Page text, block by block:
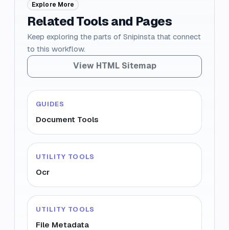
Explore More
Related Tools and Pages
Keep exploring the parts of Snipinsta that connect
to this workflow.
View HTML Sitemap
GUIDES
Document Tools
UTILITY TOOLS
Ocr
UTILITY TOOLS
File Metadata